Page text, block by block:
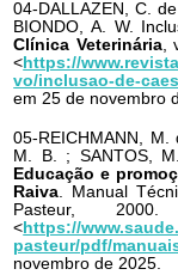
04-DALLAZEN, C.
BIONDO, A. W.
Clínica Veterinária,
< https://
vo/inclusao-de-
em 25 de novembro
05-REICHMANN,
M. B. ; SANTOS,
Educação e
Raiva. Manual
Pasteur,
< https://
pasteur/pdf/
novembro de 2025.